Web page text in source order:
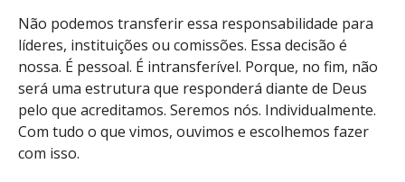
Não podemos transferir essa responsabilidade para
líderes, instituições ou comissões. Essa decisão é
nossa. É pessoal. É intransferível. Porque, no fim, não
será uma estrutura que responderá diante de Deus
pelo que acreditamos. Seremos nós. Individualmente.
Com tudo o que vimos, ouvimos e escolhemos fazer
com isso.